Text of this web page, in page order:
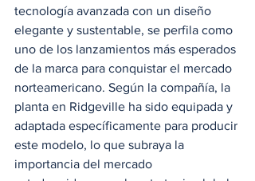
tecnología avanzada con un diseño
elegante y sustentable, se perfila como
uno de los lanzamientos más esperados
de la marca para conquistar el mercado
norteamericano. Según la compañía, la
planta en Ridgeville ha sido equipada y
adaptada específicamente para producir
este modelo, lo que subraya la
importancia del mercado